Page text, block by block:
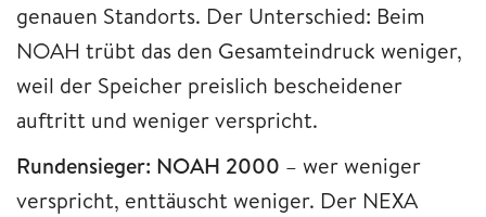
genauen Standorts. Der Unterschied: Beim
NOAH trübt das den Gesamteindruck weniger,
weil der Speicher preislich bescheidener
auftritt und weniger verspricht.
Rundensieger: NOAH 2000 – wer weniger
verspricht, enttäuscht weniger. Der NEXA